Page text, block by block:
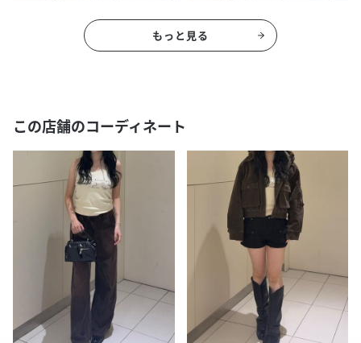
もっと見る
この店舗のコーディネート